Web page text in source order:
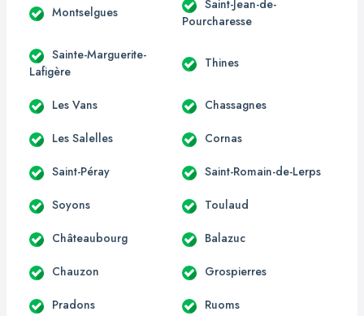
Montselgues
Saint-Jean-de-
Pourcharesse
Sainte-Marguerite-
Lafigère
Thines
Les Vans Chassagnes
Les Salelles Cornas
Saint-Péray Saint-Romain-de-Lerps
Soyons Toulaud
Châteaubourg Balazuc
Chauzon Grospierres
Pradons Ruoms